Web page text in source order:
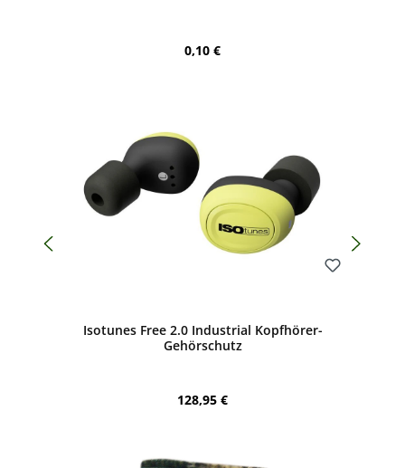
Regulärer Preis:
0,10 €
Isotunes Free 2.0 Industrial Kopfhörer-
Gehörschutz
Regulärer Preis:
128,95 €